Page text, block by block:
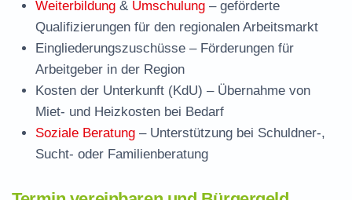
Weiterbildung & Umschulung – geförderte
Qualifizierungen für den regionalen Arbeitsmarkt
Eingliederungszuschüsse – Förderungen für
Arbeitgeber in der Region
Kosten der Unterkunft (KdU) – Übernahme von
Miet- und Heizkosten bei Bedarf
Soziale Beratung – Unterstützung bei Schuldner-,
Sucht- oder Familienberatung